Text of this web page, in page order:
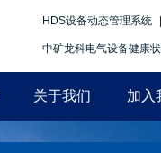
HDS设备动态管理系统
中矿龙科电气设备健康
关于我们 加入